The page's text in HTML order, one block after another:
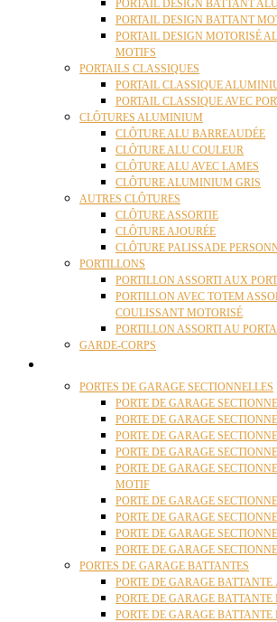
PORTAIL DESIGN BATTANT
PORTAIL DESIGN BATTANT
PORTAIL DESIGN MOTORISÉ
MOTIFS
PORTAILS CLASSIQUES
PORTAIL CLASSIQUE
PORTAIL CLASSIQUE AVEC
CLÔTURES ALUMINIUM
CLÔTURE ALU BARREAUDÉE
CLÔTURE ALU COULEUR
CLÔTURE ALU AVEC LAMES
CLÔTURE ALUMINIUM GRIS
AUTRES CLÔTURES
CLÔTURE ASSORTIE
CLÔTURE AJOURÉE
CLÔTURE PALISSADE
PORTILLONS
PORTILLON ASSORTI AUX
PORTILLON AVEC TOTEM
COULISSANT MOTORISÉ
PORTILLON ASSORTI AU
GARDE-CORPS
PORTES DE GARAGE SECTIONNELLES
PORTE DE GARAGE
PORTE DE GARAGE
PORTE DE GARAGE
PORTE DE GARAGE
PORTE DE GARAGE
MOTIF
PORTE DE GARAGE
PORTE DE GARAGE
PORTE DE GARAGE
PORTE DE GARAGE
PORTES DE GARAGE BATTANTES
PORTE DE GARAGE
PORTE DE GARAGE
PORTE DE GARAGE BATTANTE